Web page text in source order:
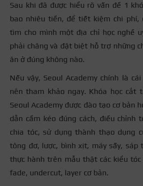
Sau khi đã được hiểu rõ vấn đề 1
bao nhiêu tiền, để tiết kiệm chi phí,
tìm cho mình một địa chỉ học nghề
phải chăng và đặt biệt hỗ trợ những
ăn ở đúng không nào.
Nếu vậy, Seoul Academy chính là
nên tham khảo ngay. Khóa học cắt
Seoul Academy được đào tạo cơ bản
dẫn cầm kéo đúng cách, điều chỉnh
chia tóc, sử dụng thành thạo dụng
tông đơ, lược, bình xịt, máy sấy, sáp
thực hành trên mẫu thật các kiểu
fade, undercut, layer cơ bản.